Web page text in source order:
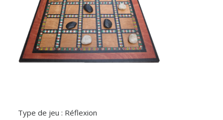
Type de jeu : Réflexion